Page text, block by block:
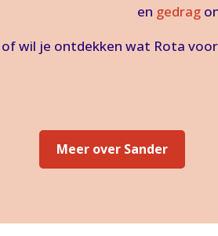
en gedrag
of wil je ontdekken wat Rota
Meer over Sander